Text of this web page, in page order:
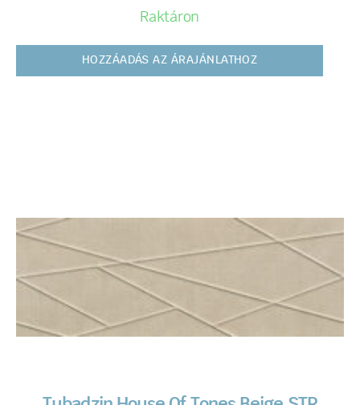
Raktáron
HOZZÁADÁS AZ ÁRAJÁNLATHOZ